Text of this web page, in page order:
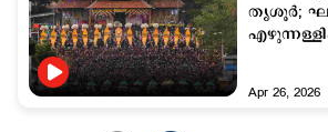
തൃശൂര്‍;
Apr 26, 2026